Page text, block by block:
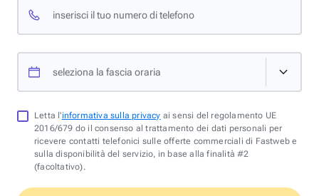
inserisci il tuo numero di telefono
seleziona la fascia oraria
Letta l'informativa sulla privacy ai sensi del regolamento UE
2016/679 do il consenso al trattamento dei dati personali per
ricevere contatti telefonici sulle offerte commerciali di Fastweb e
sulla disponibilità del servizio, in base alla finalità #2
(facoltativo).